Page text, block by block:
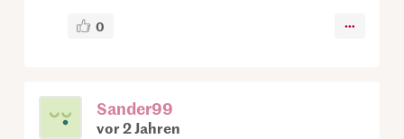
0
Sander99
vor 2 Jahren